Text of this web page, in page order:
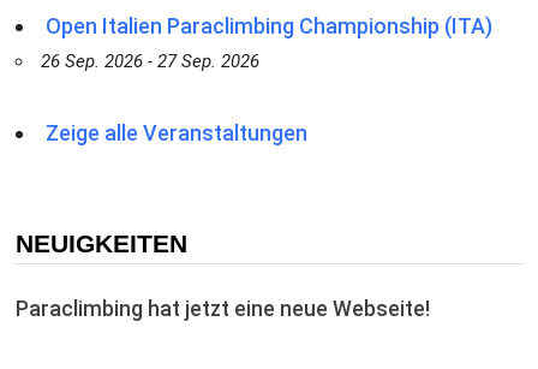
Open Italien Paraclimbing Championship (ITA)
26 Sep. 2026 - 27 Sep. 2026
Zeige alle Veranstaltungen
NEUIGKEITEN
Paraclimbing hat jetzt eine neue Webseite!